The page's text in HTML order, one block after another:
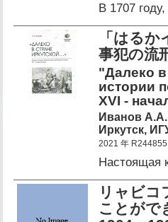
В 1707
「はる
事犯の流
"Далеко
истории
XVI -
Иванов А.А.
Иркутск,
2021 年 R244855
Настоящая
リャビ
ことが